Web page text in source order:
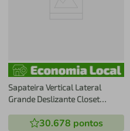
Sapateira Vertical Lateral
Grande Deslizante Closet
Corrediças30.678 pontos